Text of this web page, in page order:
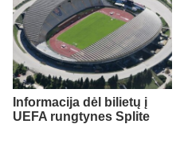
Informacija dėl bilietų į
UEFA rungtynes Splite